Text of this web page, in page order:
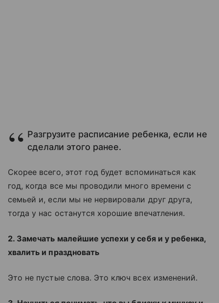
Разгрузите расписание ребенка, если не
сделали этого ранее.
Скорее всего, этот год будет вспоминаться как
год, когда все мы проводили много времени с
семьей и, если мы не нервировали друг друга,
тогда у нас останутся хорошие впечатления.
2. Замечать малейшие успехи у себя и у ребенка,
хвалить и праздновать
Это не пустые слова. Это ключ всех изменений.